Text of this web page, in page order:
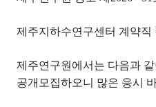
제주지하수연구센터 계약직
제주연구원에서는 다음과
공개모집하오니 많은 응시